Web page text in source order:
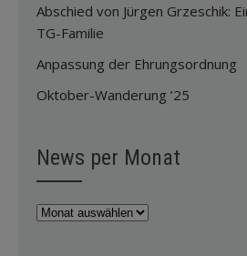
Abschied von Jürgen Grzeschik:
TG-Familie
Anpassung der Ehrungsordnung
Oktober-Wanderung ’25
News per Monat
News